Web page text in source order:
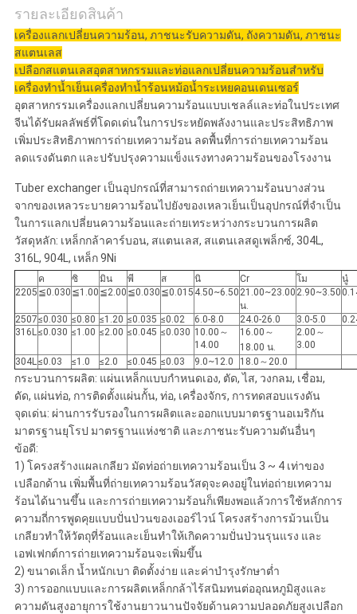
รายละเอียดสินค้า
เครื่องแลกเปลี่ยนความร้อน, ภาชนะรับความดัน, ถังความดัน, ภาชนะ
สแตนเลส
เปลือกสแตนเลสอุตสาหกรรมและท่อแลกเปลี่ยนความร้อนสำหรับ
เครื่องทำน้ำเย็นเครื่องทำน้ำร้อนหม้อน้ำระเหยคอนเดนเซอร์
อุตสาหกรรมเครื่องแลกเปลี่ยนความร้อนแบบเชลล์และท่อในประเทศ
จีนได้รับผลลัพธ์ที่โดดเด่นในการประหยัดพลังงานและประสิทธิภาพ
เพิ่มประสิทธิภาพการถ่ายเทความร้อน ลดพื้นที่การถ่ายเทความร้อน
ลดแรงดันตก และปรับปรุงความแข็งแรงทางความร้อนของโรงงาน
Tuber exchanger เป็นอุปกรณ์ที่สามารถถ่ายเทความร้อนบางส่วน
จากของเหลวระบายความร้อนไปยังของเหลวเย็นเป็นอุปกรณ์ที่จำเป็น
ในการแลกเปลี่ยนความร้อนและถ่ายเทระหว่างกระบวนการผลิต
วัสดุหลัก: เหล็กกล้าคาร์บอน, สแตนเลส, สแตนเลสดูเพล็กซ์, 304L,
316L, 904L, เหล็ก 9Ni
ค ซิ มิน พี ส นิ Cr โม
นู๋
2205 ≦0.030 ≦1.00 ≦2.00 ≦0.030 ≦0.015 4.50~6.50 21.00~23.00
น.
2.90~3.50
2507≤0.030 ≤0.80 ≤1.20 ≤0.035 ≤0.02 6.0-8.0 24.0-26.0 3.0-5.0
316L≤0.030 ≤1.00 ≤2.00 ≤0.045 ≤0.030 10.00～
14.00
16.00～
18.00 น.
2.00～
3.00
304L≤0.03 ≤1.0 ≤2.0 ≤0.045 ≤0.03 9.0~12.0 18.0～20.0
กระบวนการผลิต: แผ่นเหล็กแบบกำหนดเอง, ตัด, ไส, วงกลม, เชื่อม,
ดัด, แผ่นท่อ, การติดตั้งแผ่นกั้น, ท่อ, เครื่องจักร, การทดสอบแรงดัน
จุดเด่น: ผ่านการรับรองในการผลิตและออกแบบมาตรฐานอเมริกัน
มาตรฐานยุโรป มาตรฐานแห่งชาติ และภาชนะรับความดันอื่นๆ
ข้อดี:
1) โครงสร้างแผลเกลียว มัดท่อถ่ายเทความร้อนเป็น 3 ~ 4 เท่าของ
เปลือกด้าน เพิ่มพื้นที่ถ่ายเทความร้อนวัสดุจะคงอยู่ในท่อถ่ายเทความ
ร้อนได้นานขึ้น และการถ่ายเทความร้อนก็เพียงพอแล้วการใช้หลักการ
ความถี่การพูดคุยแบบปั่นป่วนของเออร์ไวน์ โครงสร้างการม้วนเป็น
เกลียวทำให้วัตถุที่ร้อนและเย็นทำให้เกิดความปั่นป่วนรุนแรง และ
เอฟเฟกต์การถ่ายเทความร้อนจะเพิ่มขึ้น
2) ขนาดเล็ก น้ำหนักเบา ติดตั้งง่าย และค่าบำรุงรักษาต่ำ
3) การออกแบบและการผลิตเหล็กกล้าไร้สนิมทนต่ออุณหภูมิสูงและ
ความดันสูงอายุการใช้งานยาวนานปัจจัยด้านความปลอดภัยสูงเปลือก